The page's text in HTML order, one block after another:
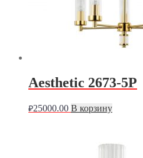
Aesthetic 2673-5P
₽25000.00 В корзину